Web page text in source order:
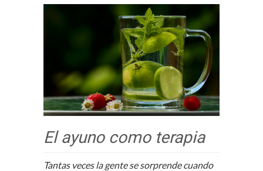
El ayuno como terapia
Tantas veces la gente se sorprende cuando